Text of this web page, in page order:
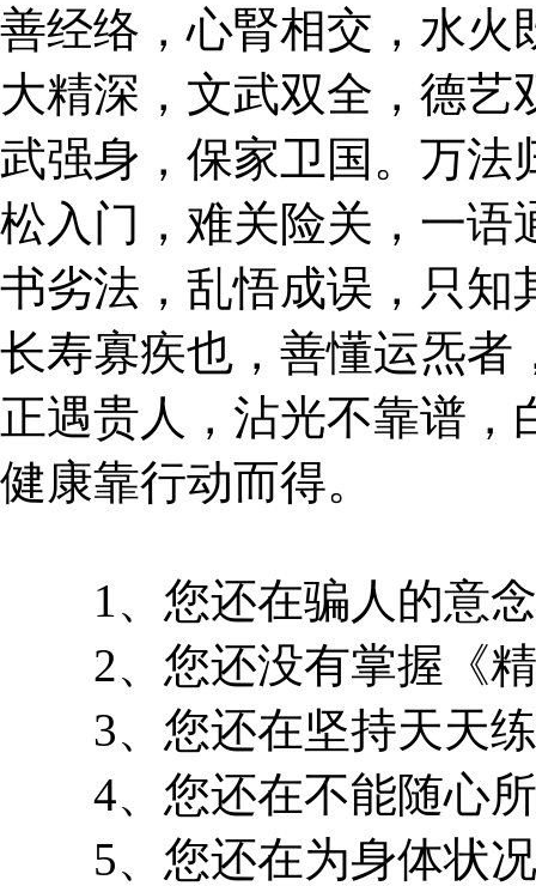
善经络，心腎相交，水火
大精深，文武双全，德
武强身，保家卫国。万法
松入门，难关险关，一语
书劣法，乱悟成误，只知
长寿寡疾也，善懂运炁者
正遇贵人，沾光不靠谱
健康靠行动而得。
1、您还在骗人的意念
2、您还没有掌握《精
3、您还在坚持天天练
4、您还在不能随心所
5、您还在为身体状况